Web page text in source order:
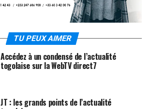
TU PEUX AIMER
Accédez à un condensé de l’actualité
togolaise sur la WebTV direct7
JT : les grands points de l’actualité